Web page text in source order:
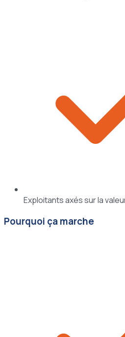
Exploitants axés sur la
Pourquoi ça marche